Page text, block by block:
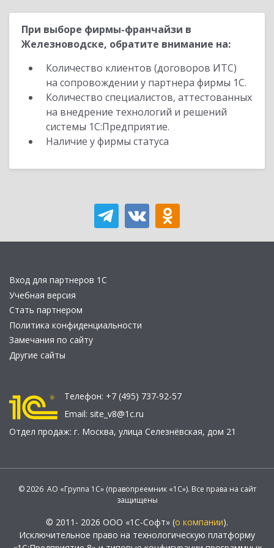
При выборе фирмы-франчайзи в
Железноводске, обратите внимание на:
Количество клиентов (договоров ИТС)
на сопровождении у партнера фирмы 1С.
Количество специалистов, аттестованных
на внедрение технологий и решений
системы 1С:Предприятие.
Наличие у фирмы статуса
Вход для партнеров 1С
Учебная версия
Стать партнером
Политика конфиденциальности
Замечания по сайту
Другие сайты
Телефон: +7 (495) 737-92-57
Email: site_v8@1c.ru
Отдел продаж: г. Москва, улица Селезнёвская, дом 21
© 2026 АО «Группа 1С» (правопреемник «1С»). Все права на сайт
защищены
© 2011- 2026 ООО «1С-Софт» (о компании).
Исключительное право на технологическую платформу